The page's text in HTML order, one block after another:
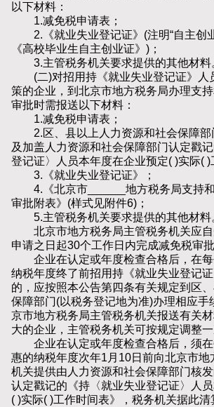
以下材料：
1.减免税申请表；
2.《就业失业登记证》(注明“自主创
《高校毕业生自主创业证》)；
3.主管税务机关要求提供的其他材料
(二)对招用持《就业失业登记证》人
策的企业，到北京市地方税务局办理支
审批时需报送以下材料：
1.减免税申请表；
2.区、县以上人力资源和社会保障部
及加盖人力资源和社会保障部门认定戳
登记证〉人员本年度在企业预定( )实际( )
3.《就业失业登记证》；
4.《北京市______地方税务局支持
审批附表》(样式见附件6)；
5.主管税务机关要求提供的其他材料
北京市地方税务局主管税务机关应自
申请之日起30个工作日内完成减免税审批
企业在认定或年度检查合格后，在每
纳税年度终了前招用持《就业失业登记
的，应按照本公告第四条有关规定到区
保障部门(以税务登记地为准)办理相应手
京市地方税务局主管税务机关报送有关
大的企业，主管税务机关可按规定调整一
企业在认定或年度检查合格后，须在
惠的纳税年度次年1月10日前向北京市地
机关提供由人力资源和社会保障部门核
认定戳记的《持〈就业失业登记证〉人
( )实际( )工作时间表》，税务机关据此清